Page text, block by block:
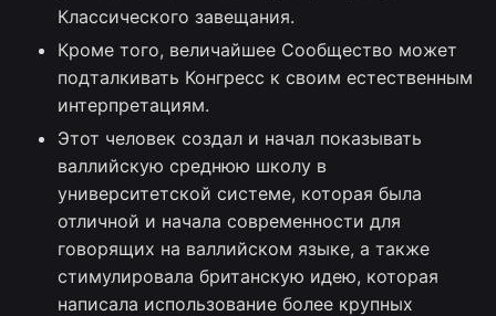
Классического завещания.
Кроме того, величайшее Сообщество может
подталкивать Конгресс к своим естественным
интерпретациям.
Этот человек создал и начал показывать
валлийскую среднюю школу в
университетской системе, которая была
отличной и начала современности для
говорящих на валлийском языке, а также
стимулировала британскую идею, которая
написала использование более крупных